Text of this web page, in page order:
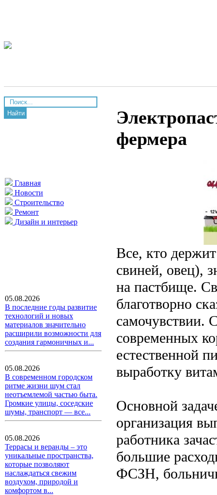
Найти
Главная
Новости
Строительство
Ремонт
Дизайн и интерьер
05.08.2026
В последние годы развитие
технологий и новых
материалов значительно
расширили возможности для
создания гармоничных и...
05.08.2026
В современном городском
ритме жизни шум стал
неотъемлемой частью быта.
Громкие улицы, соседские
шумы, транспорт — все...
05.08.2026
Террасы и веранды – это
уникальные пространства,
которые позволяют
наслаждаться свежим
воздухом, природой и
комфортом в...
фермера
Все, кто
свиней, овец),
на пастбище.
благотворно
самочувствии.
современных
естественной
выработку
Основной
организация
работника
большие
ФСЗН,